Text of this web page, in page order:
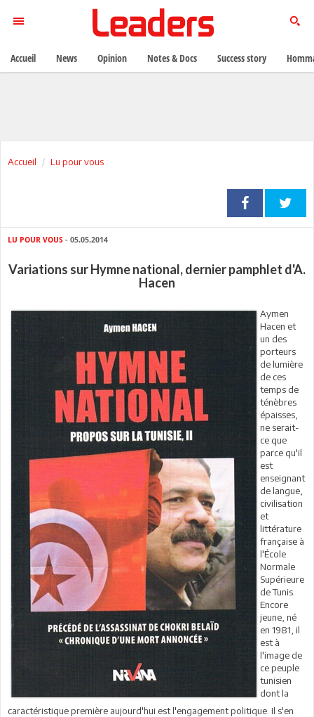
Accueil Lu pour vous
LU POUR VOUS - 05.05.2014
Variations sur Hymne national, dernier pamphlet d'A.
Hacen
Aymen
Hacen et
un des
porteurs
de lumière
de ces
temps de
ténèbres
épaisses,
ne serait-
ce que
parce qu'il
est
enseignant
de langue,
civilisation
et
littérature
française à
l'École
Normale
Supérieure
de Tunis.
Encore
jeune, né
en 1981, il
est à
l'image de
ce peuple
tunisien
dont la
caractéristique première aujourd'hui est l'engagement politique. Il s'en
Accueil News Opinion Notes & Docs Success story